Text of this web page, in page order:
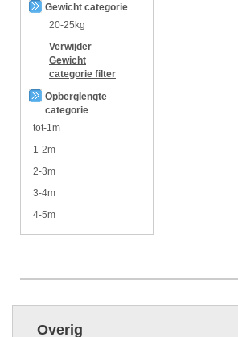
Gewicht categorie
20-25kg
Verwijder
Gewicht
categorie filter
Opberglengte
categorie
tot-1m
1-2m
2-3m
3-4m
4-5m
Overig